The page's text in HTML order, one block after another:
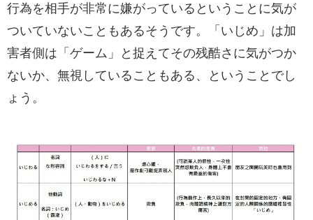
行為を相手が非常に嫌がっているということに気が
ついていないこともあるそうです。「いじめ」は加
害者側は「ゲーム」と捉えてその残酷さに気がつか
ないか、無視していることもある、ということでし
ょう。